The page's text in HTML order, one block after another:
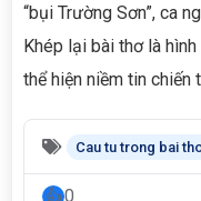
“bụi Trường Sơn”, ca
Khép lại bài thơ là hình
thể hiện niềm tin chiến
Cau tu trong bai
0